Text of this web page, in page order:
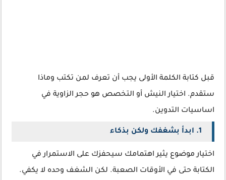
قبل كتابة الكلمة الأولى يجب أن تعرف لمن تكتب وماذا
ستقدم. اختيار النيش أو التخصص هو حجر الزاوية في
اساسيات التدوين.
1. ابدأ بشغفك ولكن بذكاء
اختيار موضوع يثير اهتمامك سيحفزك على الاستمرار في
الكتابة حتى في الأوقات الصعبة. لكن الشغف وحده لا يكفي.